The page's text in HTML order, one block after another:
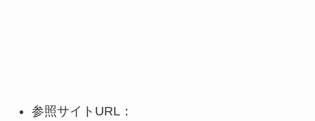
参照サイトURL：